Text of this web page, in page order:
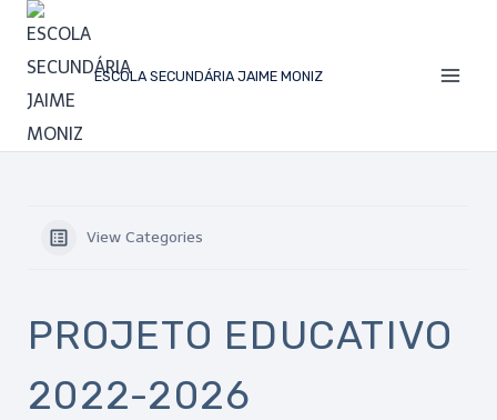
ESCOLA SECUNDÁRIA JAIME MONIZ
View Categories
PROJETO EDUCATIVO
2022-2026